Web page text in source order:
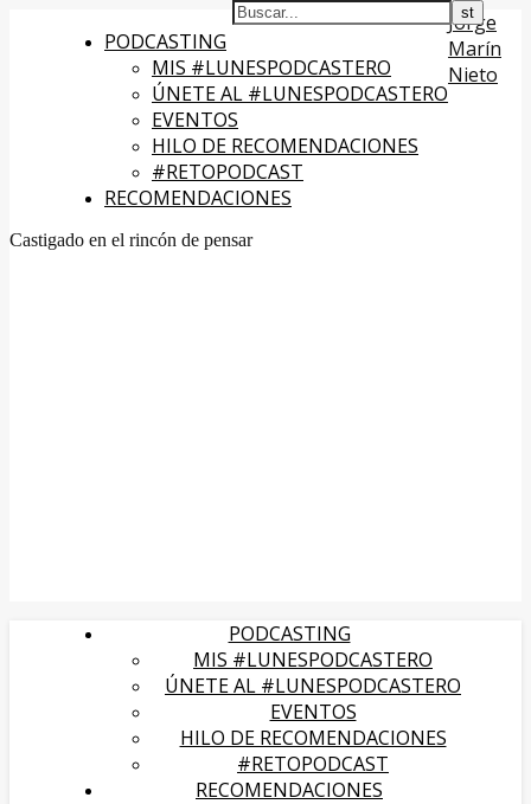
PODCASTING
MIS #LUNESPODCASTERO
ÚNETE AL #LUNESPODCASTERO
EVENTOS
HILO DE RECOMENDACIONES
#RETOPODCAST
RECOMENDACIONES
Jorge
Marín
Nieto
Castigado en el rincón de pensar
PODCASTING
MIS #LUNESPODCASTERO
ÚNETE AL #LUNESPODCASTERO
EVENTOS
HILO DE RECOMENDACIONES
#RETOPODCAST
RECOMENDACIONES